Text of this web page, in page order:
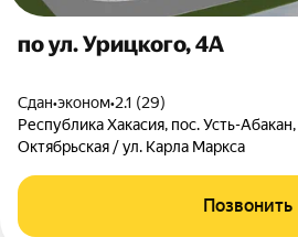
по ул. Урицкого, 4А
Сдан•эконом•2.1 (29)
Республика Хакасия, пос. Усть-Абакан,
Октябрьская / ул. Карла Маркса
Позвонить